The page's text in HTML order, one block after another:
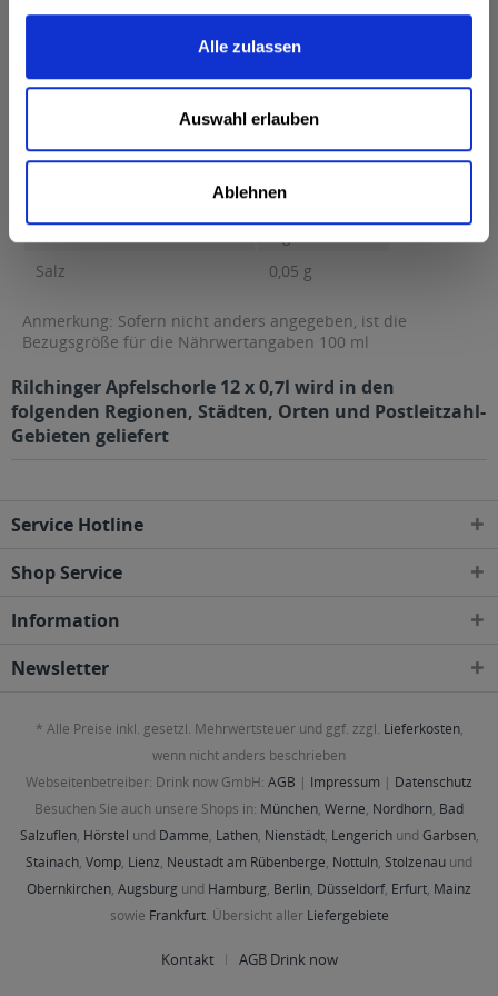
Alle zulassen
Auswahl erlauben
Ablehnen
0 g Kohlenhydrate...mehr
24 kcal / 100 kJ
Fett
0 g
davon gesättigte Fettsäuren
0 g
Kohlenhydrate
5,3 g
5,3 g
Salz
0,05 g
Anmerkung: Sofern nicht anders angegeben, ist die
Bezugsgröße für die Nährwertangaben 100 ml
Rilchinger Apfelschorle 12 x 0,7l wird in den
folgenden Regionen, Städten, Orten und Postleitzahl-
Gebieten geliefert
Service Hotline
Shop Service
Information
Newsletter
* Alle Preise inkl. gesetzl. Mehrwertsteuer und ggf. zzgl. Lieferkosten,
wenn nicht anders beschrieben
Webseitenbetreiber: Drink now GmbH: AGB | Impressum | Datenschutz
Besuchen Sie auch unsere Shops in: München, Werne, Nordhorn, Bad
Salzuflen, Hörstel und Damme, Lathen, Nienstädt, Lengerichund Garbsen,
Stainach, Vomp, Lienz, Neustadt am Rübenberge, Nottuln, Stolzenau und
Obernkirchen, Augsburg und Hamburg, Berlin, Düsseldorf, Erfurt, Mainz
sowie Frankfurt. Übersicht aller Liefergebiete
Kontakt AGB Drink now